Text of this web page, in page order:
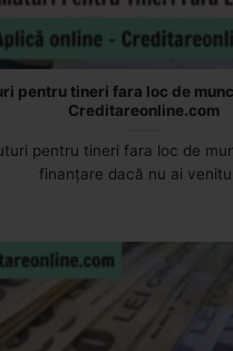
pentru tineri fara loc de
Creditareonline.com
pentru tineri fara loc de
finanțare dacă nu ai